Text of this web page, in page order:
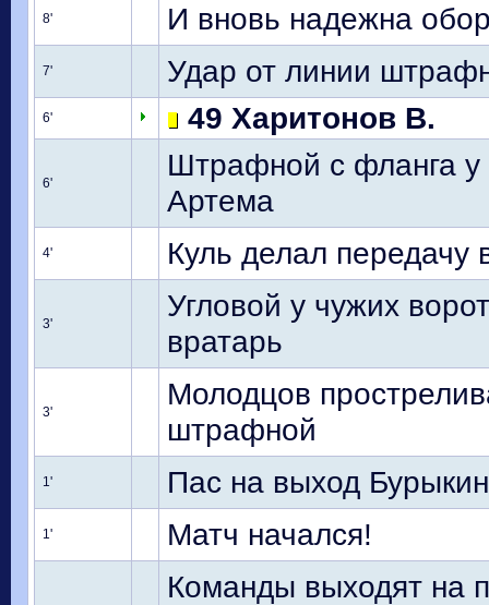
8' И вновь надежна
7' Удар от линии
6' 49 Харитонов В.
6'
Штрафной с фланга у
Артема
4' Куль делал
3'
Угловой у чужих
вратарь
3'
Молодцов
штрафной
1' Пас на выход
1'
Матч начался!
Команды выходят на